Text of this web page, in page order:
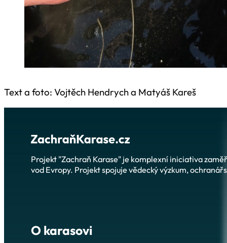
Text a foto: Vojtěch Hendrych a Matyáš Kareš
Projekt "Zachraň Karase" je komplexní iniciativa
vod Evropy. Projekt spojuje vědecký výzkum,
O karasovi